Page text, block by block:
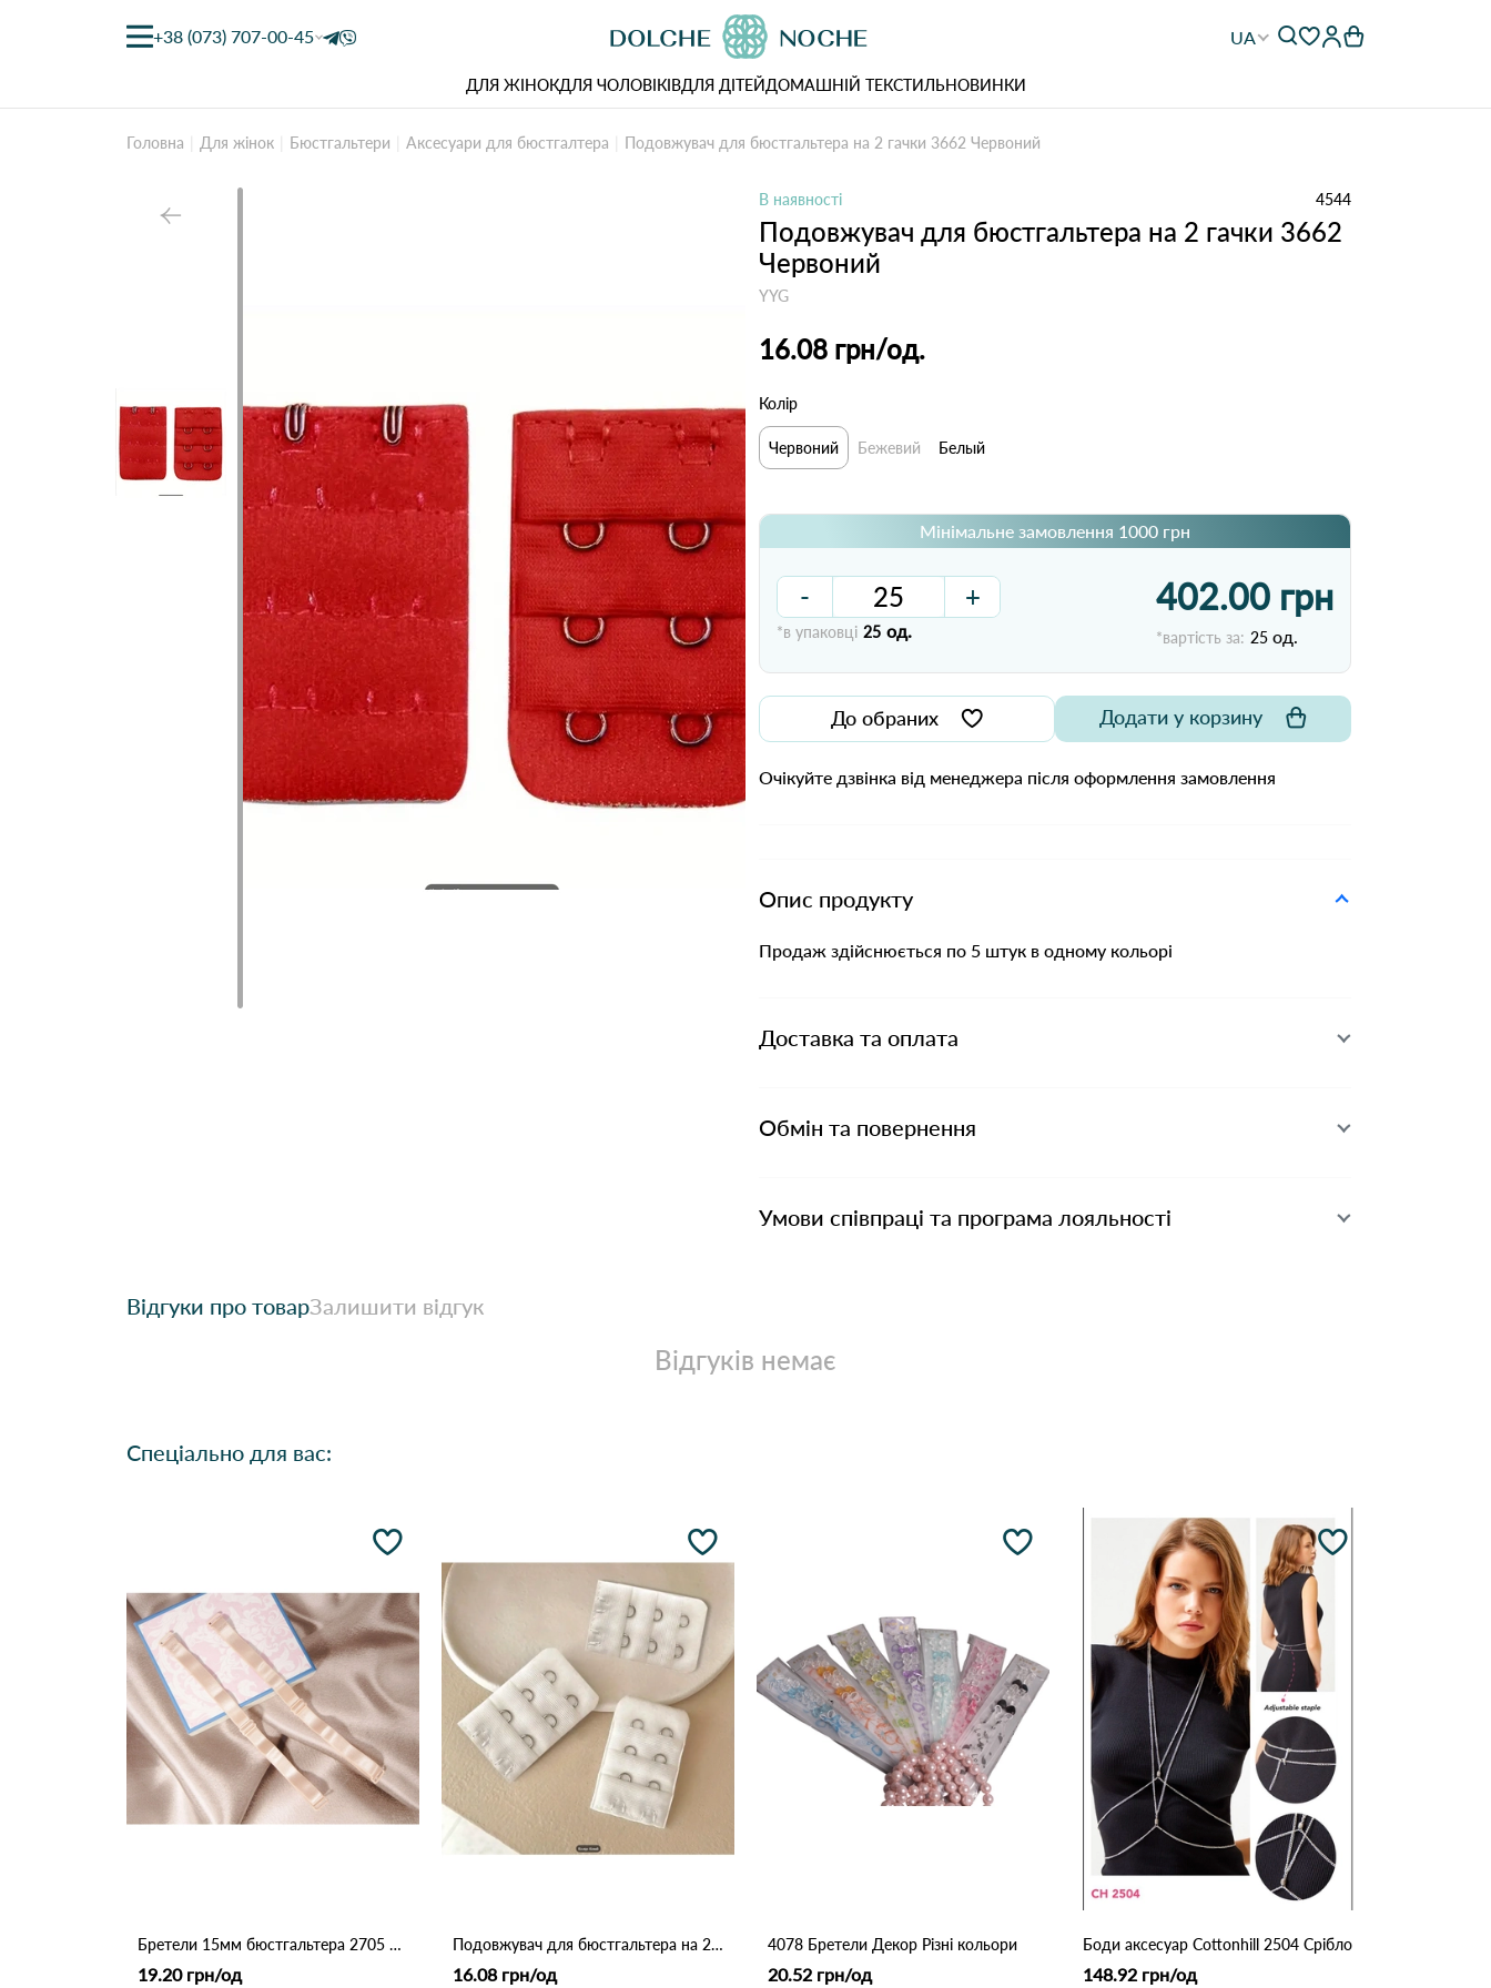
+38 (073) 707-00-45 UA
ДЛЯ ЖІНОКДЛЯ ЧОЛОВІКІВДЛЯ ДІТЕЙДОМАШНІЙ ТЕКСТИЛЬНОВИНКИ
Головна Для жінок Бюстгальтери Aксесуари для бюстгалтера Подовжувач для бюстгальтера на 2 гачки 3662 Червоний
В наявності 4544
Подовжувач для бюстгальтера на 2 гачки 3662
Червоний
YYG
16.08 грн/од.
Колір
Червоний Бежевий Белый
Мінімальне замовлення 1000 грн
- +
*в упаковці 25 од.
402.00 грн
*вартість за: 25 од.
До обраних Додати у корзину
Очікуйте дзвінка від менеджера після оформлення замовлення
Опис продукту
Продаж здійснюється по 5 штук в одному кольорі
Доставка та оплата
Обмін та повернення
Умови співпраці та програма лояльності
Відгуки про товарЗалишити відгук
Відгуків немає
Спеціально для вас:
Бретели 15мм бюстгальтера 2705 Бежевий
19.20 грн/од
Подовжувач для бюстгальтера на 2 гачки 3662 Белый
16.08 грн/од
4078 Бретели Декор Різні кольори
20.52 грн/од
Боди аксесуар Cottonhill 2504 Срібло
148.92 грн/од